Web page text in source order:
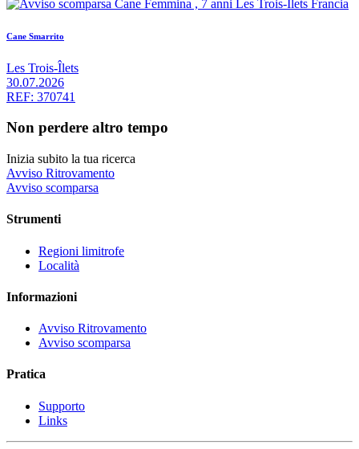
Cane Smarrito
Les Trois-Îlets
30.07.2026
REF: 370741
Non perdere altro tempo
Inizia subito la tua ricerca
Avviso Ritrovamento
Avviso scomparsa
Strumenti
Regioni limitrofe
Località
Informazioni
Avviso Ritrovamento
Avviso scomparsa
Pratica
Supporto
Links